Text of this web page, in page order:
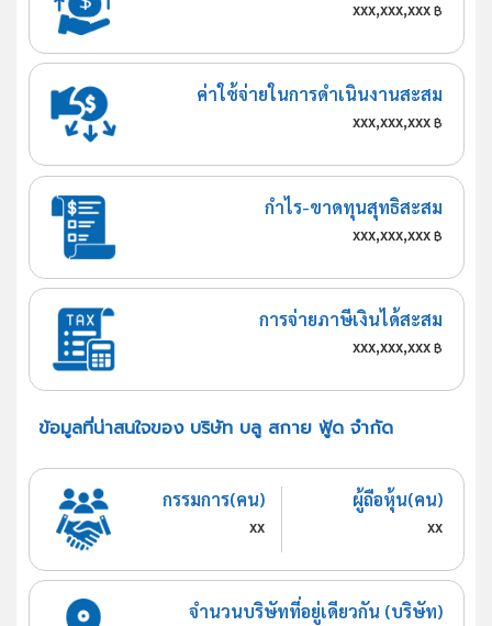
xxx,xxx,xxx฿
ค่าใช้จ่ายในการดำเนินงานสะสม
xxx,xxx,xxx฿
กำไร-ขาดทุนสุทธิสะสม
xxx,xxx,xxx฿
การจ่ายภาษีเงินได้สะสม
xxx,xxx,xxx฿
ข้อมูลที่น่าสนใจของ บริษัท บลู สกาย ฟู้ด จำกัด
กรรมการ(คน)
xx
ผู้ถือหุ้น(คน)
xx
จำนวนบริษัทที่อยู่เดียวกัน (บริษัท)